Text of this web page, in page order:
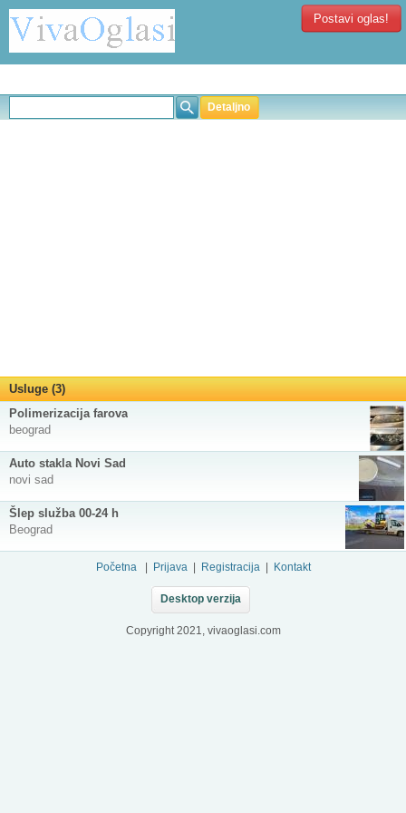
Postavi oglas!
Detaljno
Usluge (3)
Polimerizacija farova
beograd
Auto stakla Novi Sad
novi sad
Šlep služba 00-24 h
Beograd
Početna Prijava Registracija Kontakt
Desktop verzija
Copyright 2021, vivaoglasi.com